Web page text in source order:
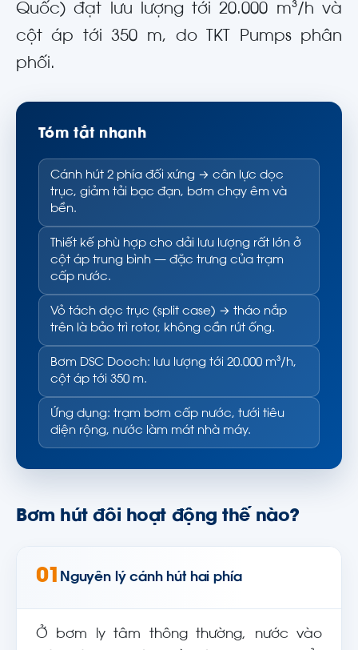
Quốc) đạt lưu lượng tới 20.000 m³/h và
cột áp tới 350 m, do TKT Pumps phân
phối.
Tóm tắt nhanh
Cánh hút 2 phía đối xứng → cân lực dọc
trục, giảm tải bạc đạn, bơm chạy êm và
bền.
Thiết kế phù hợp cho dải lưu lượng rất lớn ở
cột áp trung bình — đặc trưng của trạm
cấp nước.
Vỏ tách dọc trục (split case) → tháo nắp
trên là bảo trì rotor, không cần rút ống.
Bơm DSC Dooch: lưu lượng tới 20.000 m³/h,
cột áp tới 350 m.
Ứng dụng: trạm bơm cấp nước, tưới tiêu
diện rộng, nước làm mát nhà máy.
Bơm hút đôi hoạt động thế nào?
01 Nguyên lý cánh hút hai phía
Ở bơm ly tâm thông thường, nước vào